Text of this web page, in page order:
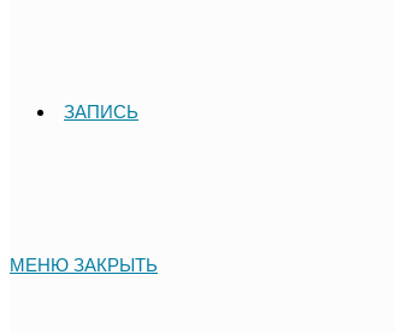
ЗАПИСЬ
МЕНЮ ЗАКРЫТЬ